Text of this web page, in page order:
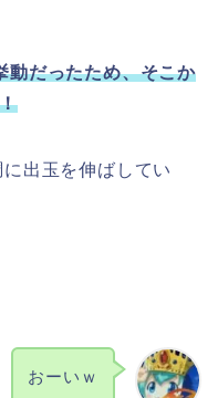
動だったため、そこか
出玉を伸ばしてい
おーいｗ